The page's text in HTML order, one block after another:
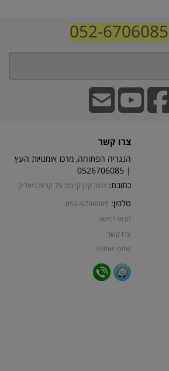
052-6706085
צרו קשר
הנגריה הפתוחה, מרכז אומנויות העץ
| 0526706085
כתובת: רחוב קרן קיימת 75 קרית ביאליק
טלפון: 052-6706085
תנאי רכישה
צרו קשר
שתפו אותנו!